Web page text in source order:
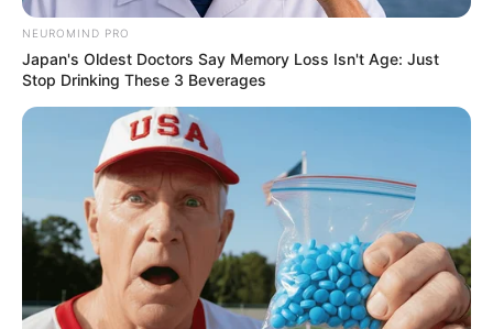
NEUROMIND PRO
Japan's Oldest Doctors Say Memory Loss Isn't Age: Just
Stop Drinking These 3 Beverages